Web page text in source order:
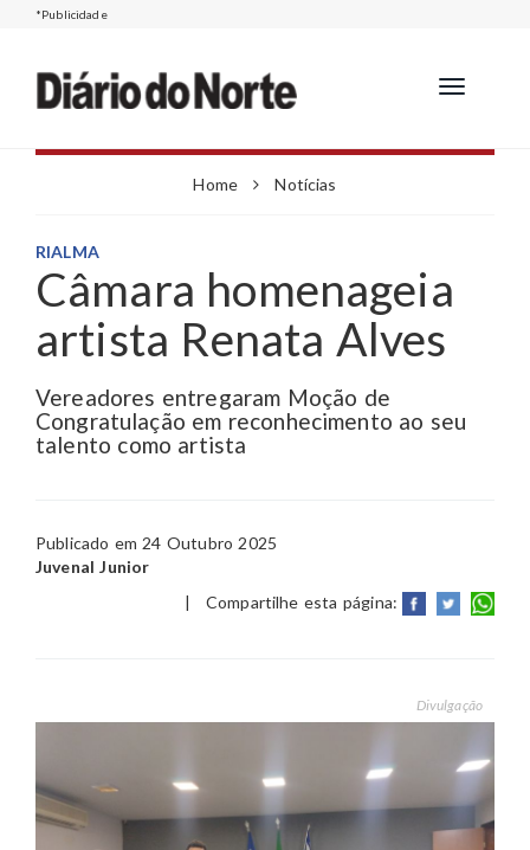
*Publicidade
Toggle
Home Notícias
RIALMA
Câmara homenageia
artista Renata Alves
Vereadores entregaram Moção de
Congratulação em reconhecimento ao seu
talento como artista
Publicado em 24 Outubro 2025
Juvenal Junior
|Compartilhe esta página:
Divulgação